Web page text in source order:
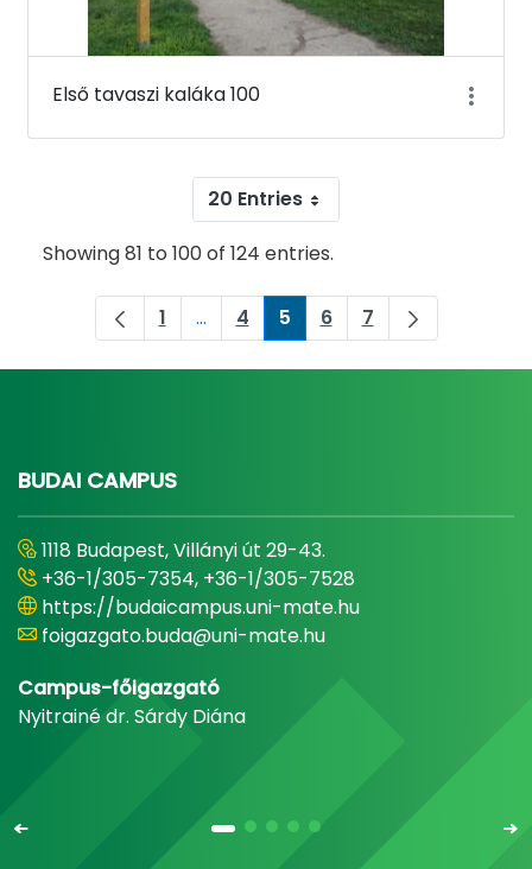
Első tavaszi kaláka 100
20 Entries
Showing 81 to 100 of 124 entries.
Page
1 ...Intermediate Pages Use TAB to
Page
4 Page
5 Page
6 Page
7
BUDAI CAMPUS
1118 Budapest, Villányi út 29-43.
+36-1/305-7354, +36-1/305-7528
https://budaicampus.uni-mate.hu
foigazgato.buda@uni-mate.hu
Campus-főigazgató
Nyitrainé dr. Sárdy Diána